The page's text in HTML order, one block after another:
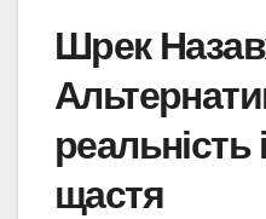
Шрек
щастя